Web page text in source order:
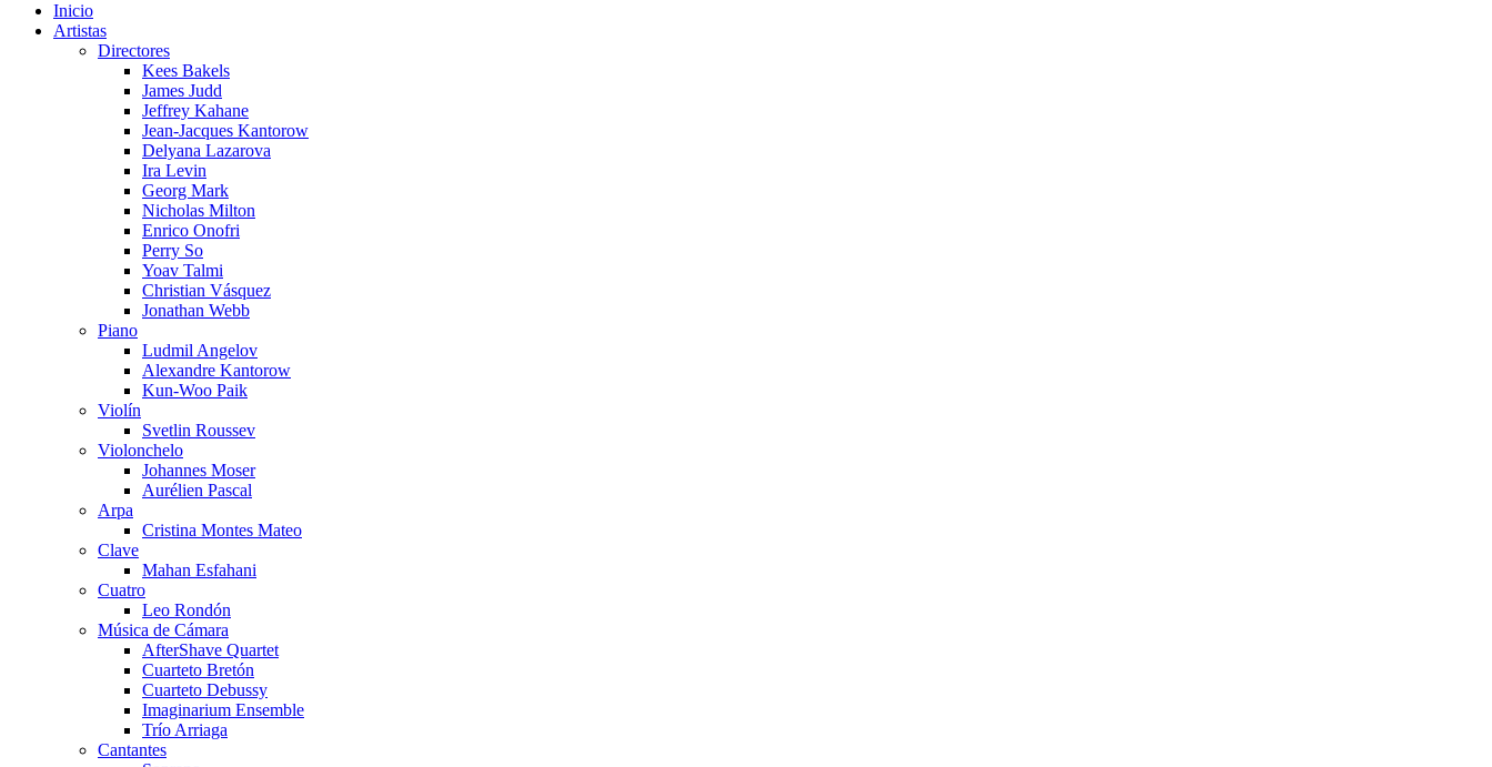
Inicio
Artistas
Directores
Kees Bakels
James Judd
Jeffrey Kahane
Jean-Jacques Kantorow
Delyana Lazarova
Ira Levin
Georg Mark
Nicholas Milton
Enrico Onofri
Perry So
Yoav Talmi
Christian Vásquez
Jonathan Webb
Piano
Ludmil Angelov
Alexandre Kantorow
Kun-Woo Paik
Violín
Svetlin Roussev
Violonchelo
Johannes Moser
Aurélien Pascal
Arpa
Cristina Montes Mateo
Clave
Mahan Esfahani
Cuatro
Leo Rondón
Música de Cámara
AfterShave Quartet
Cuarteto Bretón
Cuarteto Debussy
Imaginarium Ensemble
Trío Arriaga
Cantantes